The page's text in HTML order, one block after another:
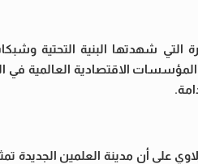
التي شهدتها البنية التحتية
الاقتصادية العالمية في
على أن مدينة العلمين الجديدة